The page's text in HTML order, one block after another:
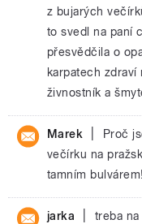
z bujarých
to svedl na paní
přesvědčila o
karpatech
živnostník a
Marek
Proč
večírku na
tamním bulvárem!
jarka
treba